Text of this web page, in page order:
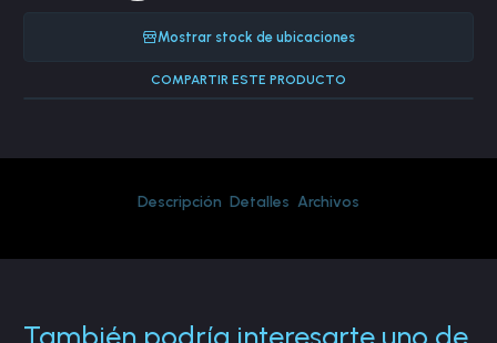
Mostrar stock de ubicaciones
COMPARTIR ESTE PRODUCTO
Descripción Detalles Archivos